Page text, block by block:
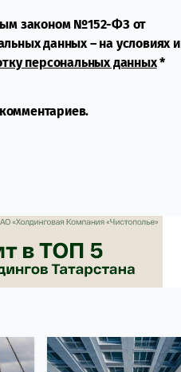
законом №152-ФЗ от
данных – на условиях и
персональных данных*